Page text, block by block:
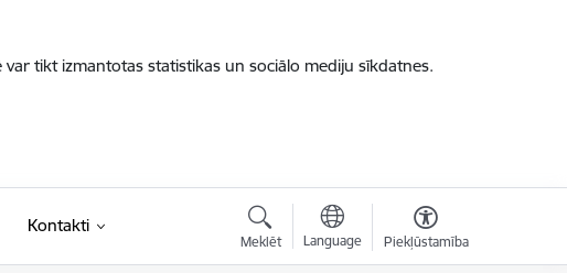
tikt izmantotas statistikas un sociālo mediju sīkdatnes.
Kontakti
Meklēt Language Piekļūstamība